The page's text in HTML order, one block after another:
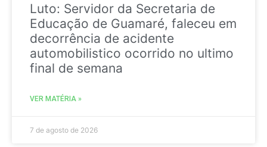
Luto: Servidor da Secretaria de
Educação de Guamaré, faleceu em
decorrência de acidente
automobilistico ocorrido no ultimo
final de semana
VER MATÉRIA »
7 de agosto de 2026